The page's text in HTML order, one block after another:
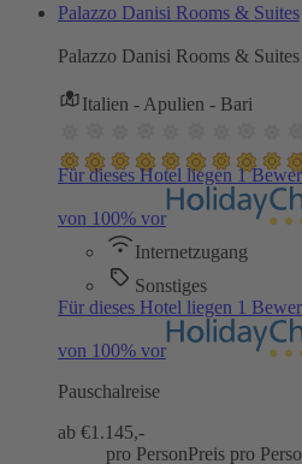
Palazzo Danisi Rooms & Suites
Palazzo Danisi Rooms & Suites
Italien - Apulien - Bari
Für dieses Hotel liegen 1
von 100% vor
Internetzugang
Sonstiges
Für dieses Hotel liegen 1
von 100% vor
Pauschalreise
ab €1.145,-
pro PersonPreis pro